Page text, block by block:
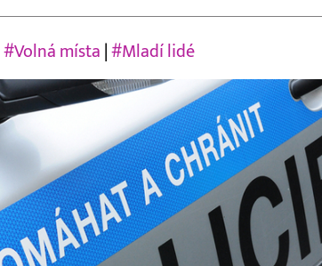
#Volná místa #Mladí lidé